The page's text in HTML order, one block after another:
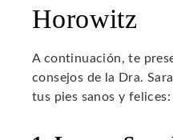
Horowitz
A continuación, te
consejos de la Dra.
tus pies sanos y felices: